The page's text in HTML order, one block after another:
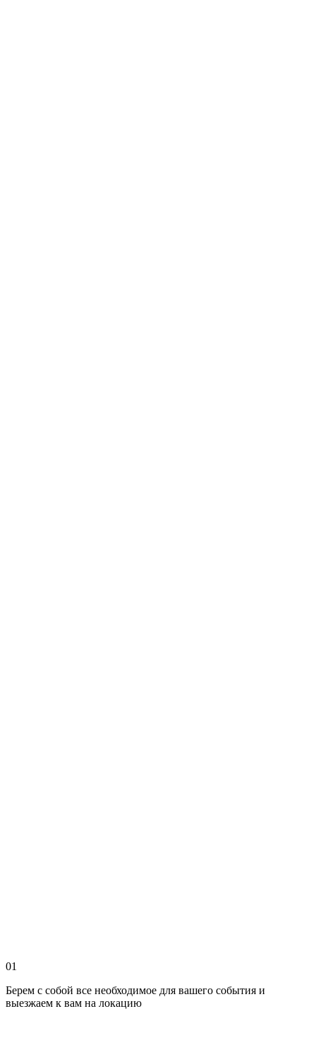
01
Берем с собой все необходимое для вашего события и
выезжаем к вам на локацию